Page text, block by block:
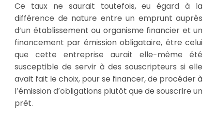
Ce taux ne saurait toutefois, eu égard à la
différence de nature entre un emprunt auprès
d’un établissement ou organisme financier et un
financement par émission obligataire, être celui
que cette entreprise aurait elle-même été
susceptible de servir à des souscripteurs si elle
avait fait le choix, pour se financer, de procéder à
l’émission d’obligations plutôt que de souscrire un
prêt.